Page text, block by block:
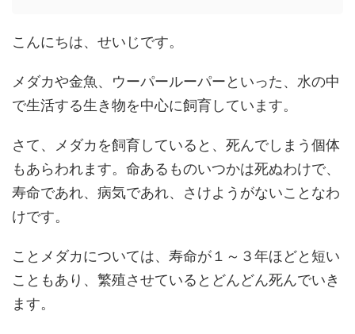
こんにちは、せいじです。
メダカや金魚、ウーパールーパーといった、水の中
で生活する生き物を中心に飼育しています。
さて、メダカを飼育していると、死んでしまう個体
もあらわれます。命あるものいつかは死ぬわけで、
寿命であれ、病気であれ、さけようがないことなわ
けです。
ことメダカについては、寿命が１～３年ほどと短い
こともあり、繁殖させているとどんどん死んでいき
ます。